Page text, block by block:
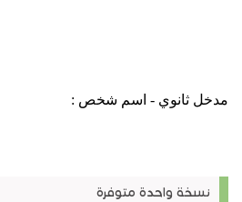
مدخل ثانوي - اسم شخص :
نسخة واحدة متوفرة